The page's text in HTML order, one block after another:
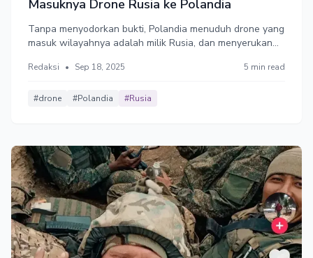
Masuknya Drone Rusia ke Polandia
Tanpa menyodorkan bukti, Polandia menuduh drone yang
masuk wilayahnya adalah milik Rusia, dan menyerukan
Ukraina, NATO pun mengerahkan jet tempur ke Polandia.
Polandia.
Redaksi • Sep 18, 2025 5 min read
#drone #Polandia #Rusia